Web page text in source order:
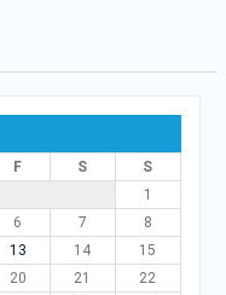
F S
S
1
6 7
8
13 14
15
20 21
22